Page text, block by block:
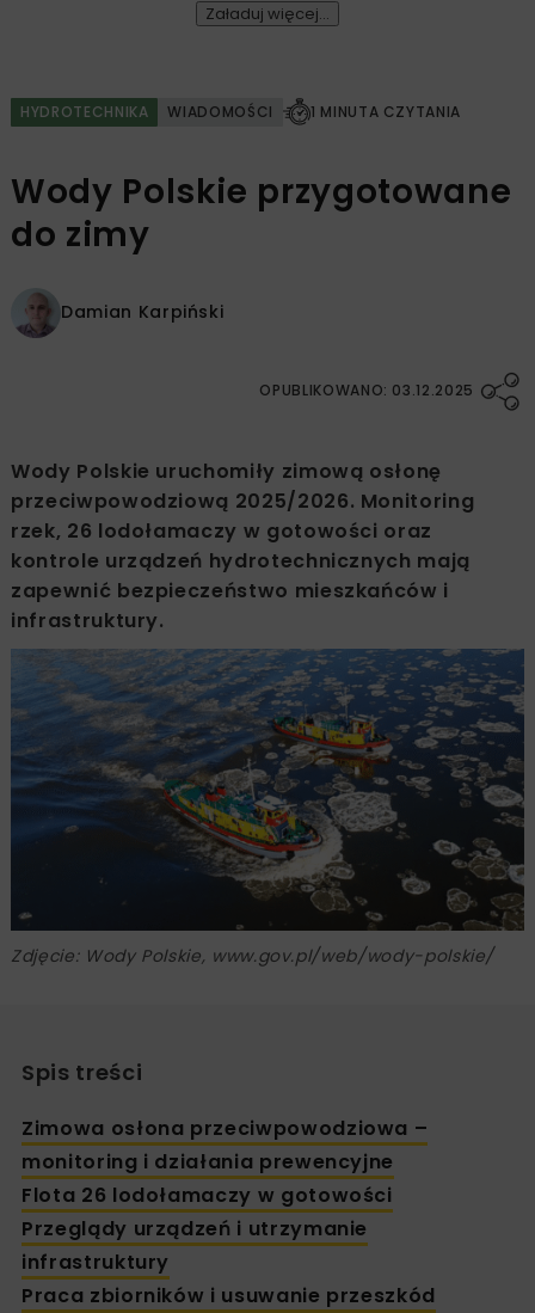
Załaduj więcej...
HYDROTECHNIKA WIADOMOŚCI 1 MINUTA CZYTANIA
Wody Polskie przygotowane
do zimy
Damian Karpiński
OPUBLIKOWANO: 03.12.2025
Wody Polskie uruchomiły zimową osłonę
przeciwpowodziową 2025/2026. Monitoring
rzek, 26 lodołamaczy w gotowości oraz
kontrole urządzeń hydrotechnicznych mają
zapewnić bezpieczeństwo mieszkańców i
infrastruktury.
Zdjęcie: Wody Polskie, www.gov.pl/web/wody-polskie/
Spis treści
Zimowa osłona przeciwpowodziowa –
monitoring i działania prewencyjne
Flota 26 lodołamaczy w gotowości
Przeglądy urządzeń i utrzymanie
infrastruktury
Praca zbiorników i usuwanie przeszkód